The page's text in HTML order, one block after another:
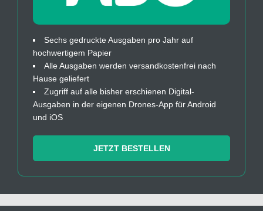
Sechs gedruckte Ausgaben pro Jahr auf
hochwertigem Papier
Alle Ausgaben werden versandkostenfrei nach
Hause geliefert
Zugriff auf alle bisher erschienen Digital-
Ausgaben in der eigenen Drones-App für Android
und iOS
JETZT BESTELLEN